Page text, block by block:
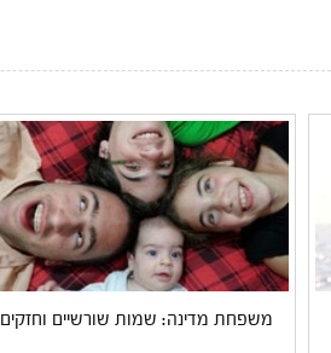
משפחת מדינה: שמות שורשיים וחזקים